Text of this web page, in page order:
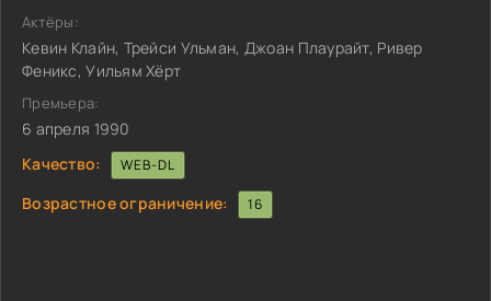
Актёры:
Кевин Клайн, Трейси Ульман, Джоан Плаурайт, Ривер
Феникс, Уильям Хёрт
Премьера:
6 апреля 1990
Качество:
WEB-DL
Возрастное ограничение: 16